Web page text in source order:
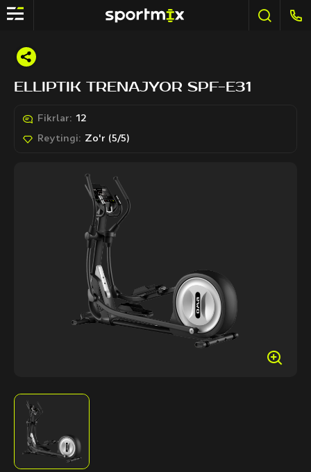
ELLIPTIK TRENAJYOR SPF-E31
Fikrlar: 12
Reytingi: Zo'r (5/5)